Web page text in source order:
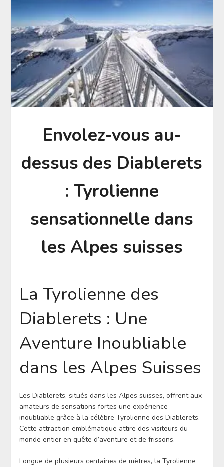
Envolez-vous au-
dessus des Diablerets
: Tyrolienne
sensationnelle dans
les Alpes suisses
La Tyrolienne des
Diablerets : Une
Aventure Inoubliable
dans les Alpes Suisses
Les Diablerets, situés dans les Alpes suisses, offrent aux
amateurs de sensations fortes une expérience
inoubliable grâce à la célèbre Tyrolienne des Diablerets.
Cette attraction emblématique attire des visiteurs du
monde entier en quête d’aventure et de frissons.
Longue de plusieurs centaines de mètres, la Tyrolienne